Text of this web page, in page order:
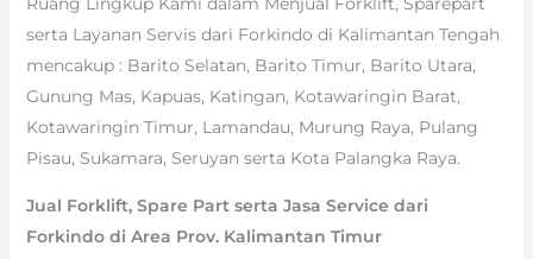
serta Layanan Servis dari Forkindo di Kalimantan Tengah
mencakup : Barito Selatan, Barito Timur, Barito Utara,
Gunung Mas, Kapuas, Katingan, Kotawaringin Barat,
Kotawaringin Timur, Lamandau, Murung Raya, Pulang
Pisau, Sukamara, Seruyan serta Kota Palangka Raya.
Jual Forklift, Spare Part serta Jasa Service dari
Forkindo di Area Prov. Kalimantan Timur